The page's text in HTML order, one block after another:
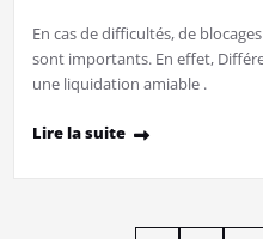
En cas de difficultés, de
sont importants. En effet,
une liquidation amiable .
Lire la suite